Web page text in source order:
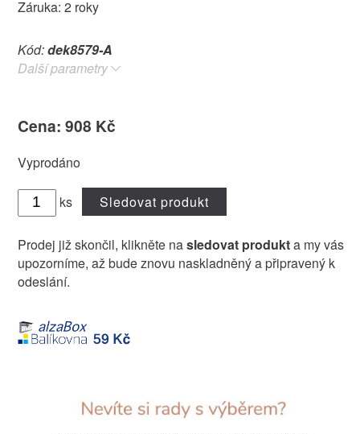
Záruka: 2 roky
Kód:dek8579-A
Další parametry
Cena: 908 Kč
Vyprodáno
ks Sledovat produkt
Prodej již skončil, klikněte nasledovat produkta my vás
upozorníme, až bude znovu naskladněný a připravený k
odeslání.